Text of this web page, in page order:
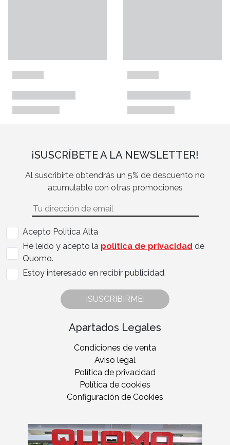
¡SUSCRÍBETE A LA NEWSLETTER!
Al suscribirte obtendrás un 5% de descuento no
acumulable con otras promociones
Acepto Politica Alta
He leído y acepto la política de privacidad de
Quomo.
Estoy interesado en recibir publicidad.
¡SUSCRIBIRME!
Apartados Legales
Condiciones de venta
Aviso legal
Política de privacidad
Política de cookies
Configuración de Cookies